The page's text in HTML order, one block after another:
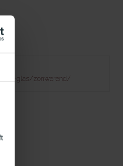
glas/zonwerend/